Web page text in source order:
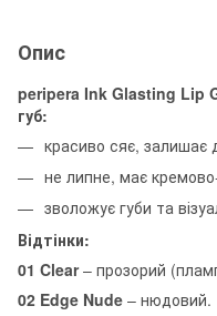
Опис
peripera Ink Glasting Lip
губ:
красиво сяє, залишає
не липне, має
зволожує губи та
Відтінки:
01 Clear– прозорий
02 Edge Nude – нюдовий.